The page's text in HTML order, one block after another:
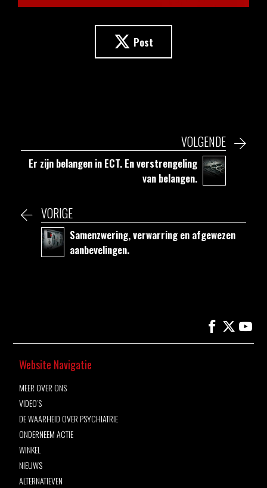
Post
VORIGE
Samenzwering, verwarring en afgewezen
aanbevelingen.
VOLGENDE
Er zijn belangen in ECT. En verstrengeling
van belangen.
Website Navigatie
MEER OVER ONS
VIDEO’S
DE WAARHEID OVER PSYCHIATRIE
ONDERNEEM ACTIE
WINKEL
NIEUWS
ALTERNATIEVEN